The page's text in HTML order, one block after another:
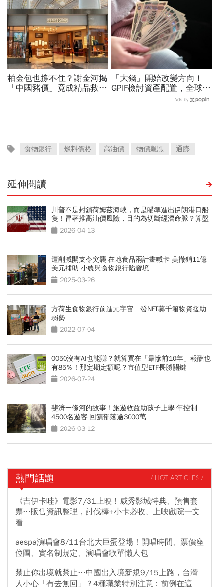
柏金包也撐不住？謝金河揭
「中國豬價」竟成精品救命
「大錢」開始改變方向！
GPIF檢討資產配置，全球資
金流向恐迎重大變局
Ads by
食物銀行 燃料價格 高油價 物價飆漲 通膨
延伸閱讀
川普不是封鎖荷姆茲海峽，而是瞄準進出伊朗港口船
隻！冒著推高油價風險，目的為切斷經濟命脈？算盤
曝光2026-04-13
遭削減開支令突襲 在地食品兩計畫喊卡 美撤銷11億
美元補助 小農與食物銀行陷窘境
2025-03-26
方荷生食物銀行前進元宇宙 發NFT募千箱物資援助
弱勢
2022-07-04
0050沒有AI也能賺？就算買在「最慘前10年」報酬也
有85％！那定期定額呢？市值型ETF長勝關鍵
2026-07-24
斐濟一條河的故事！旅遊收益助孩子上學 年控制
4500名遊客 回饋部落逾3000萬
2026-03-12
熱門話題 / HOT ARTICLES /
《吉伊卡哇》電影7/31上映！威秀影城特典、預售套
票…販售資訊整理，討伐棒+小卡必收、上映戲院一文
看
aespa演唱會8/11台北大巨蛋登場！開唱時間、票價座
位圖、實名制規定、演唱會歌單懶人包
禁止你出境就禁止…中國出入境新規9/15上路，台灣
人小心「有去無回」？4種職業特別注意：前例在這